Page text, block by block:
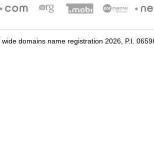
wide domains name registration 2026, P.I.